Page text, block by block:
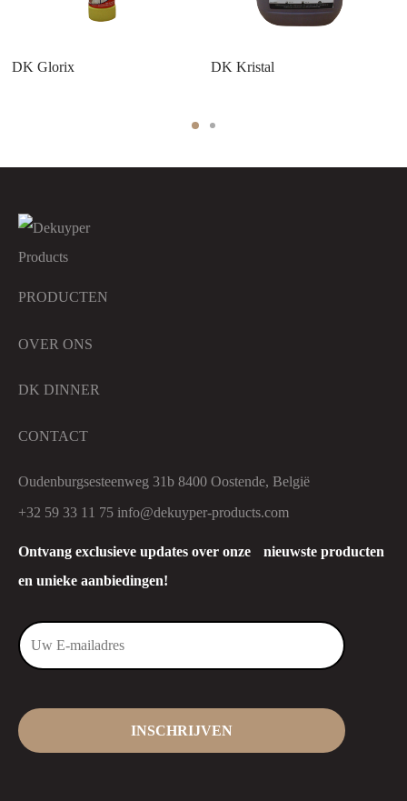
DK Glorix DK Kristal
Ontvang exclusieve updates over onze nieuwste producten
en unieke aanbiedingen!
PRODUCTEN
OVER ONS
DK DINNER
CONTACT
Oudenburgsesteenweg 31b 8400 Oostende, België
+32 59 33 11 75 info@dekuyper-products.com